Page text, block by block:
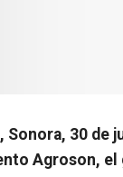
Sonora, 30 de
Agroson,